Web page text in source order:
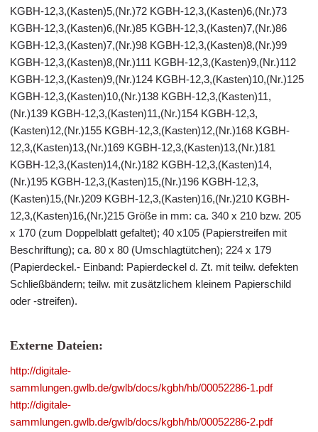
KGBH-12,3,(Kasten)5,(Nr.)72 KGBH-12,3,(Kasten)6,(Nr.)73
KGBH-12,3,(Kasten)6,(Nr.)85 KGBH-12,3,(Kasten)7,(Nr.)86
KGBH-12,3,(Kasten)7,(Nr.)98 KGBH-12,3,(Kasten)8,(Nr.)99
KGBH-12,3,(Kasten)8,(Nr.)111 KGBH-12,3,(Kasten)9,(Nr.)112
KGBH-12,3,(Kasten)9,(Nr.)124 KGBH-12,3,(Kasten)10,(Nr.)125
KGBH-12,3,(Kasten)10,(Nr.)138 KGBH-12,3,(Kasten)11,
(Nr.)139 KGBH-12,3,(Kasten)11,(Nr.)154 KGBH-12,3,
(Kasten)12,(Nr.)155 KGBH-12,3,(Kasten)12,(Nr.)168 KGBH-
12,3,(Kasten)13,(Nr.)169 KGBH-12,3,(Kasten)13,(Nr.)181
KGBH-12,3,(Kasten)14,(Nr.)182 KGBH-12,3,(Kasten)14,
(Nr.)195 KGBH-12,3,(Kasten)15,(Nr.)196 KGBH-12,3,
(Kasten)15,(Nr.)209 KGBH-12,3,(Kasten)16,(Nr.)210 KGBH-
12,3,(Kasten)16,(Nr.)215 Größe in mm: ca. 340 x 210 bzw. 205
x 170 (zum Doppelblatt gefaltet); 40 x105 (Papierstreifen mit
Beschriftung); ca. 80 x 80 (Umschlagtütchen); 224 x 179
(Papierdeckel.- Einband: Papierdeckel d. Zt. mit teilw. defekten
Schließbändern; teilw. mit zusätzlichem kleinem Papierschild
oder -streifen).
Externe Dateien:
http://digitale-
sammlungen.gwlb.de/gwlb/docs/kgbh/hb/00052286-1.pdf
http://digitale-
sammlungen.gwlb.de/gwlb/docs/kgbh/hb/00052286-2.pdf